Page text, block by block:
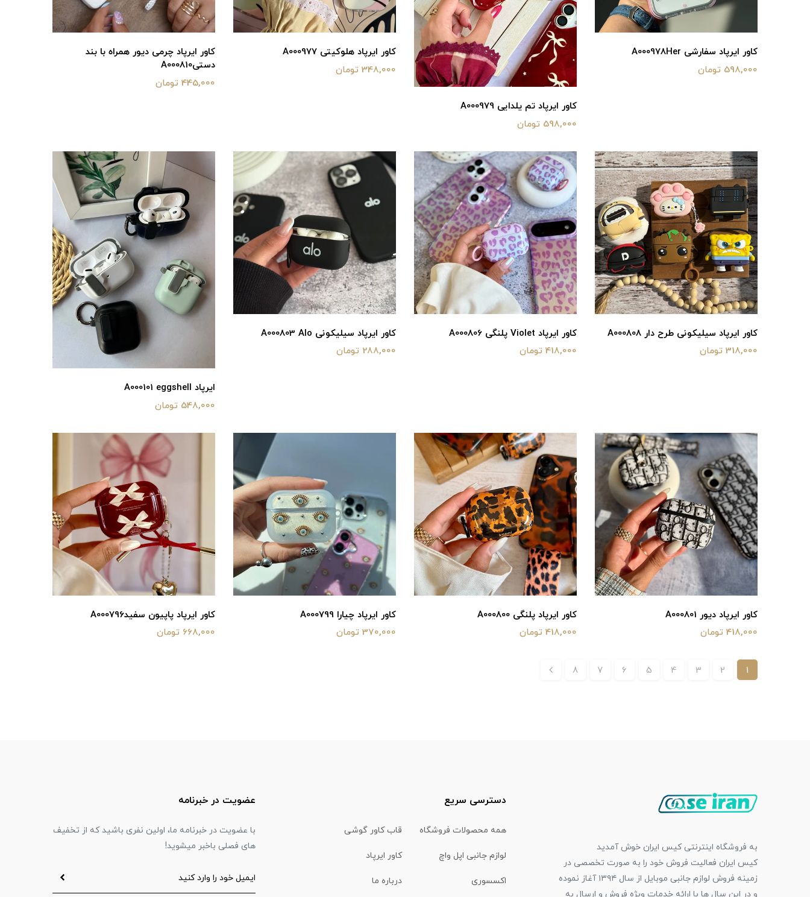
کاور ایرپاد سفارشی A000978Her
598,000 تومان
کاور ایرپاد تم یلدایی A000979
598,000 تومان
کاور ایرپاد هلوکیتی A000977
348,000 تومان
کاور ایرپاد چرمی دیور همراه با بند
دستیA000810
445,000 تومان
کاور ایرپاد سیلیکونی طرح دار A000808
318,000 تومان
کاور ایرپاد Violet پلنگی A000806
418,000 تومان
کاور ایرپاد سیلیکونی A000803 Alo
288,000 تومان
ایرپاد A000101 eggshell
548,000 تومان
کاور ایرپاد دیور A000801
418,000 تومان
کاور ایرپاد پلنگی A000800
418,000 تومان
کاور ایرپاد چیارا A000799
370,000 تومان
کاور ایرپاد پاپیون سفیدA000796
668,000 تومان
1
2
3
4
5
6
7
8
به فروشگاه اینترنتی کیس ایران خوش آمدید
کیس ایران فعالیت فروش خود را به صورت تخصصی در
زمینه فروش لوازم جانبی موبایل از سال ۱۳۹۴ آغاز نموده
و در این سال ها با ارائه خدمات ویژه فروش و ارسال به
دسترسی سریع
همه محصولات فروشگاه قاب کاور گوشی
لوازم جانبی اپل واچ کاور ایرپاد
اکسسوری درباره ما
عضویت در خبرنامه
با عضویت در خبرنامه ما، اولین نفری باشید که از تخفیف
های فصلی باخبر میشوید!